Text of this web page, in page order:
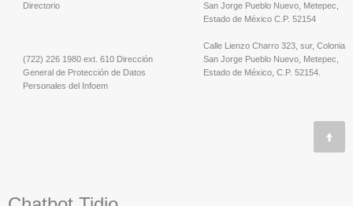
Directorio
(722) 226 1980 ext. 610 Dirección
General de Protección de Datos
Personales del Infoem
San Jorge Pueblo Nuevo, Metepec,
Estado de México C.P. 52154
Calle Lienzo Charro 323, sur, Colonia
San Jorge Pueblo Nuevo, Metepec,
Estado de México, C.P. 52154.